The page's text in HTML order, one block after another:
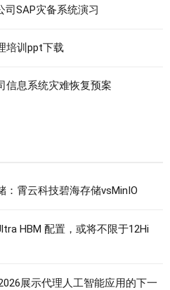
司SAP灾备系统演习
培训ppt下载
信息系统灾难恢复预案
：霄云科技碧海存储vsMinIO
HBM 配置，或将不限于12Hi
展示代理人工智能应用的下一